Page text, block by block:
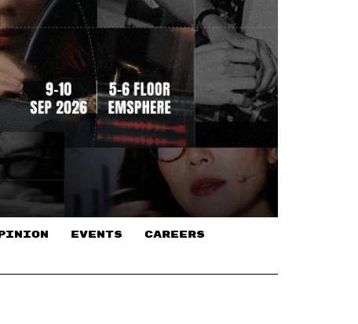
EVENTS CAREERS